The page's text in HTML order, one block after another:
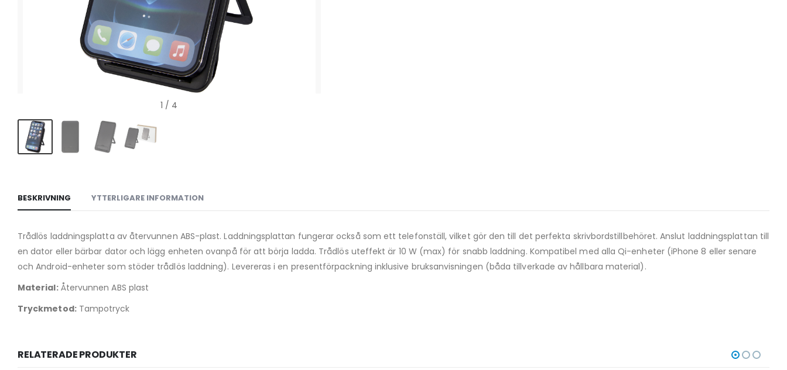
1 / 4
BESKRIVNING YTTERLIGARE INFORMATION
Trådlös laddningsplatta av återvunnen ABS-plast. Laddningsplattan fungerar också som ett telefonställ, vilket gör den till det perfekta skrivbordstillbehöret. Anslut laddningsplattan till
en dator eller bärbar dator och lägg enheten ovanpå för att börja ladda. Trådlös uteffekt är 10 W (max) för snabb laddning. Kompatibel med alla Qi-enheter (iPhone 8 eller senare
och Android-enheter som stöder trådlös laddning). Levereras i en presentförpackning inklusive bruksanvisningen (båda tillverkade av hållbara material).
Material:Återvunnen ABS plast
Tryckmetod:Tampotryck
RELATERADE PRODUKTER